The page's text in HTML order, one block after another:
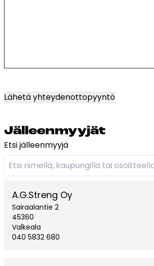
Lähetä yhteydenottopyyntö
Jäl­leen­myy­jät
Etsi jälleenmyyjä
A.G.Streng Oy
Sairaalantie 2
45360
Valkeala
040 5832 680